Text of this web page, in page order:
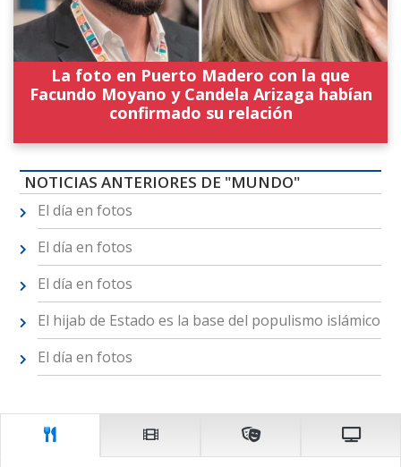
La foto en Puerto Madero con la que
Facundo Moyano y Candela Arizaga habían
confirmado su relación
NOTICIAS ANTERIORES DE "MUNDO"
El día en fotos
El día en fotos
El día en fotos
El hijab de Estado es la base del populismo islámico
El día en fotos